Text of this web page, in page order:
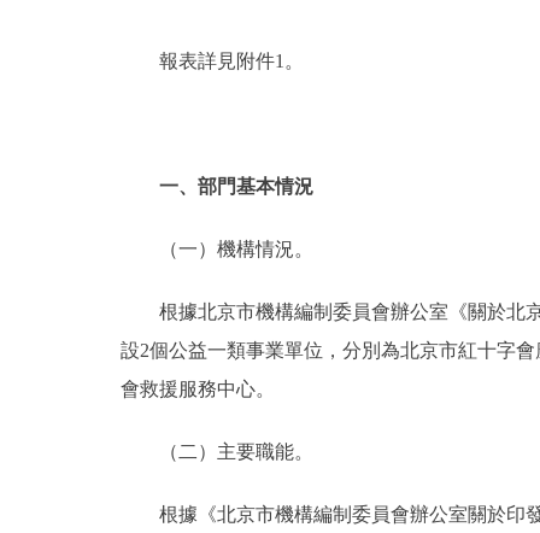
報表詳見附件1。
一、部門基本情況
（一）機構情況。
根據北京市機構編制委員會辦公室《關於北
設2個公益一類事業單位，分別為北京市紅十字
會救援服務中心。
（二）主要職能。
根據《北京市機構編制委員會辦公室關於印